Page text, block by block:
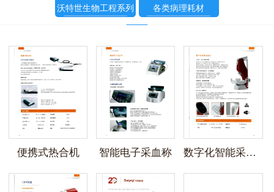
沃特世生物工程系列
各类病理耗材
便携式热合机 智能电子采血称 数字化智能采血仪